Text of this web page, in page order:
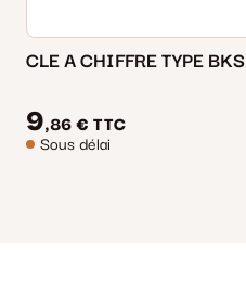
CLE A CHIFFRE TYPE BKS
9,86 € TTC
Sous délai